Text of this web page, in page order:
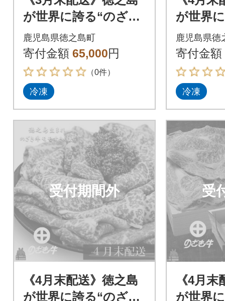
が世界に誇る“のざき
牛”サーロインステー
キギフト
鹿児島県徳之島町
寄付金額 65,000円
（0件）
冷凍
が世界
牛”特選
鹿児島県徳
寄付金額
冷凍
受付期間外
《4月末配送》徳之島
が世界に誇る“のざき
受
《4月
が世界